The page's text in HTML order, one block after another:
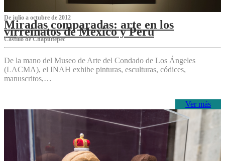
De julio a octubre de 2012
Miradas comparadas: arte en los
virreinatos de México y Perú
Castillo de Chapultepec
De la mano del Museo de Arte del Condado de Los Ángeles
(LACMA), el INAH exhibe pinturas, esculturas, códices,
manuscritos,…
Ver más